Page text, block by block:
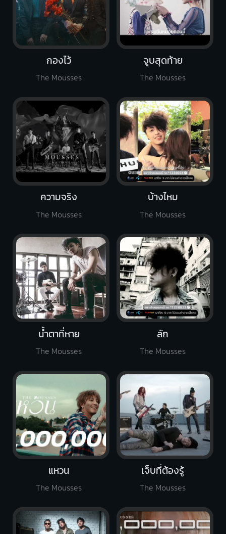
เจ็บที่ต้องรู้
The Mousses
น้ำตาที่หาย
The Mousses
ลัก
The Mousses
บ้างไหม
The Mousses
กองไว้
The Mousses
จูบสุดท้าย
The Mousses
แหวน
The Mousses
ความจริง
The Mousses